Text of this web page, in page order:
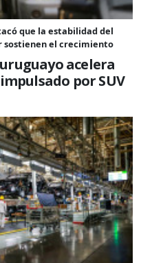
que la estabilidad del
sostienen el crecimiento
acelera
por SUV